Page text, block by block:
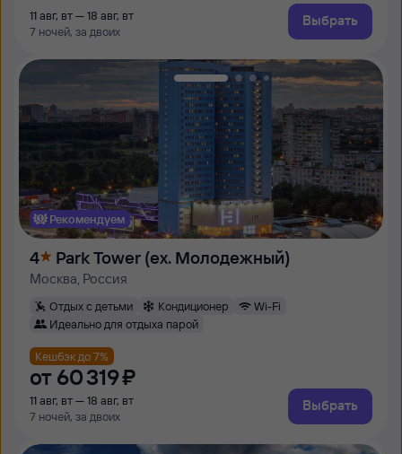
11 авг, вт — 18 авг, вт
7 ночей, за двоих
Выбрать
Рекомендуем
4 Park Tower (ex. Молодежный)
Москва, Россия
Отдых с детьми Кондиционер
Wi-Fi
Идеально для отдыха парой
Кешбэк до 7%
от 60 ⁠319 ⁠₽
11 авг, вт — 18 авг, вт
7 ночей, за двоих
Выбрать